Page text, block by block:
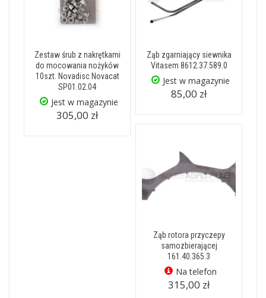
Zestaw śrub z nakrętkami
do mocowania nożyków
10szt. Novadisc Novacat
SP01.02.04
Jest w magazynie
305,00 zł
Ząb zgarniający siewnika
Vitasem 8612.37.589.0
Jest w magazynie
85,00 zł
Ząb rotora przyczepy
samozbierającej
161.40.365.3
Na telefon
315,00 zł